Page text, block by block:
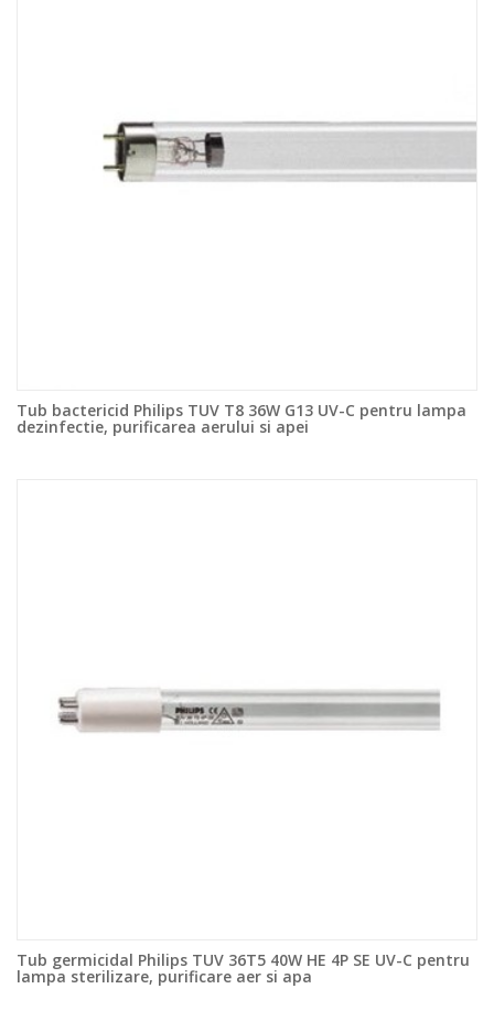
Tub bactericid Philips TUV T8 36W G13 UV-C pentru lampa
dezinfectie, purificarea aerului si apei
Tub germicidal Philips TUV 36T5 40W HE 4P SE UV-C pentru
lampa sterilizare, purificare aer si apa